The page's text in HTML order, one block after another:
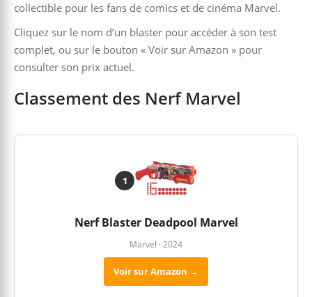
collectible pour les fans de comics et de cinéma Marvel.
Cliquez sur le nom d’un blaster pour accéder à son test
complet, ou sur le bouton « Voir sur Amazon » pour
consulter son prix actuel.
Classement des Nerf Marvel
1
Nerf Blaster Deadpool Marvel
Marvel · 2024
Voir sur Amazon →